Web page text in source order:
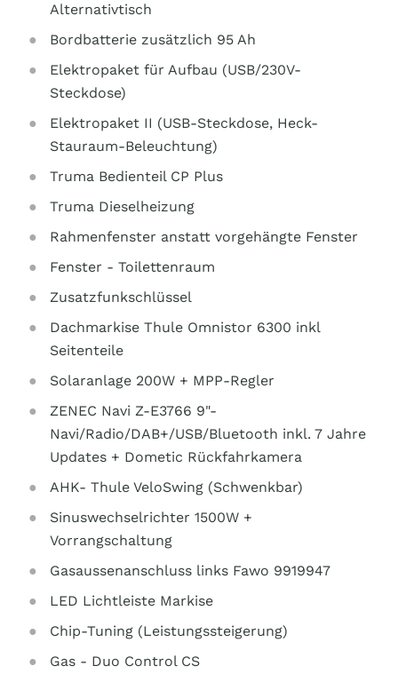
Alternativtisch
Bordbatterie zusätzlich 95 Ah
Elektropaket für Aufbau (USB/230V-
Steckdose)
Elektropaket II (USB-Steckdose, Heck-
Stauraum-Beleuchtung)
Truma Bedienteil CP Plus
Truma Dieselheizung
Rahmenfenster anstatt vorgehängte Fenster
Fenster - Toilettenraum
Zusatzfunkschlüssel
Dachmarkise Thule Omnistor 6300 inkl
Seitenteile
Solaranlage 200W + MPP-Regler
ZENEC Navi Z-E3766 9"-
Navi/Radio/DAB+/USB/Bluetooth inkl. 7 Jahre
Updates + Dometic Rückfahrkamera
AHK- Thule VeloSwing (Schwenkbar)
Sinuswechselrichter 1500W +
Vorrangschaltung
Gasaussenanschluss links Fawo 9919947
LED Lichtleiste Markise
Chip-Tuning (Leistungssteigerung)
Gas - Duo Control CS